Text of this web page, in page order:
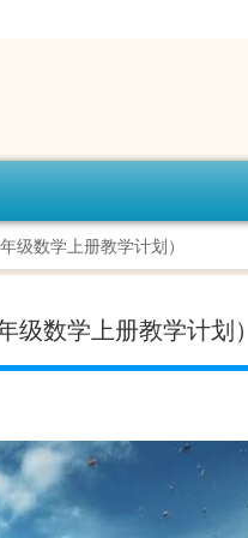
级数学上册教学计划）
数学上册教学计划）